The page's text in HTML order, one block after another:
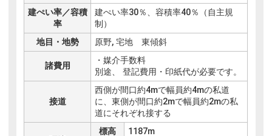
建ぺい率／容積
率
建ぺい率30％、容積率40％（自主規
制）
地目・地勢
原野, 宅地 東傾斜
諸費用
・媒介手数料
別途、 登記費用・印紙代が必要です。
接道
西側が間口約4mで幅員約4mの私道
に、東側が間口約2mで幅員約2mの私
道にそれぞれ接する
標高
1187m